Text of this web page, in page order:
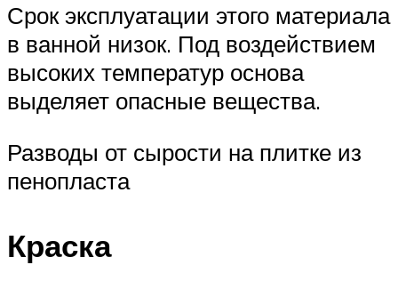
Срок эксплуатации этого материала
в ванной низок. Под воздействием
высоких температур основа
выделяет опасные вещества.
Разводы от сырости на плитке из
пенопласта
Краска